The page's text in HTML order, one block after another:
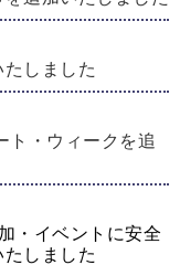
しました
ト・ウィークを追
・イベントに安全
しました